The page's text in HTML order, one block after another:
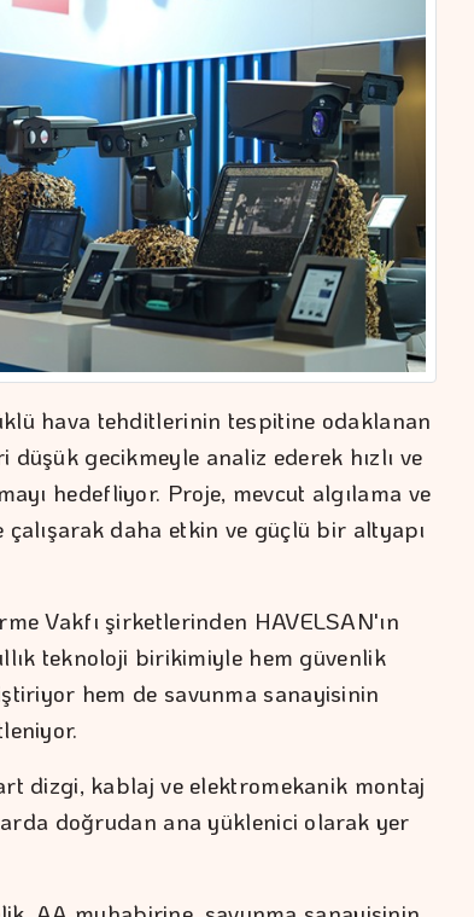
hava tehditlerinin tespitine odaklanan
gecikmeyle analiz ederek hızlı ve
hedefliyor. Proje, mevcut algılama ve
daha etkin ve güçlü bir altyapı
Vakfı şirketlerinden HAVELSAN'ın
teknoloji birikimiyle hem güvenlik
hem de savunma sanayisinin
dizgi, kablaj ve elektromekanik montaj
doğrudan ana yüklenici olarak yer